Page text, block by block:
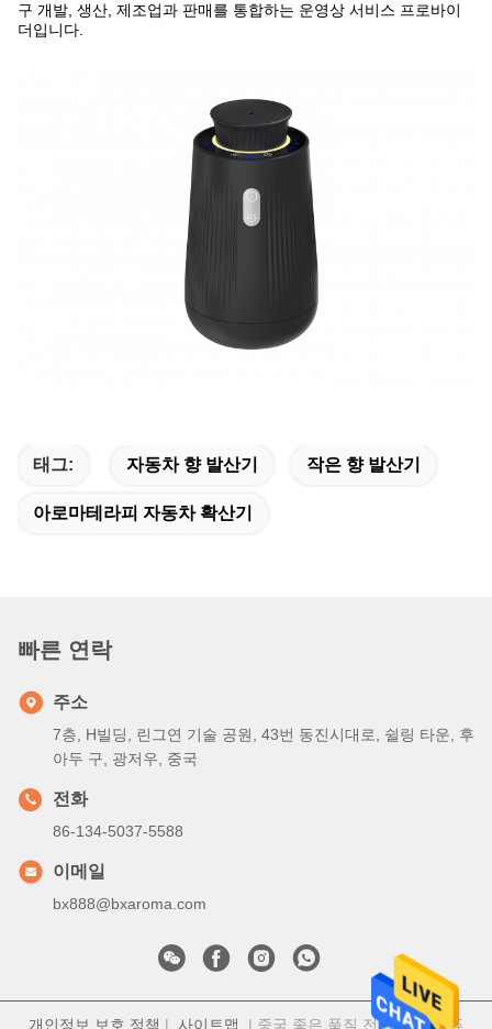
구 개발, 생산, 제조업과 판매를 통합하는 운영상 서비스 프로바이
더입니다.
태그: 자동차 향 발산기 작은 향 발산기
아로마테라피 자동차 확산기
빠른 연락
주소
7층, H빌딩, 린그연 기술 공원, 43번 동진시대로, 쉴링 타운, 후
아두 구, 광저우, 중국
전화
86-134-5037-5588
이메일
bx888@bxaroma.com
개인정보 보호 정책 | 사이트맵 | 중국 좋은 품질 전기 향기 디퓨